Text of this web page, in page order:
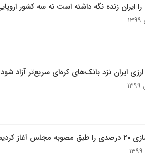
را ایران زنده نگه داشته است نه سه کشور
ارزی ایران نزد بانک‌های کره‌ای سریع‌تر آزاد شود
مجلس آغاز کردیم